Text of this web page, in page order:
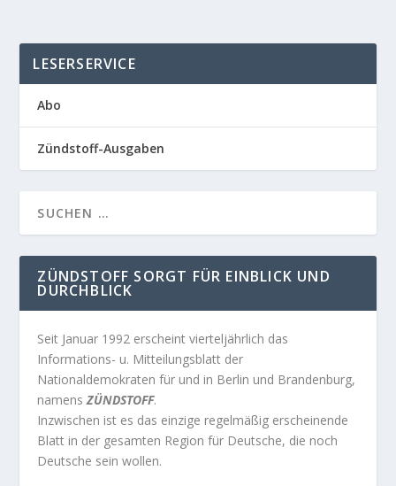
LESERSERVICE
Abo
Zündstoff-Ausgaben
ZÜNDSTOFF SORGT FÜR EINBLICK UND
DURCHBLICK
Seit Januar 1992 erscheint vierteljährlich das
Informations- u. Mitteilungsblatt der
Nationaldemokraten für und in Berlin und Brandenburg,
namensZÜNDSTOFF.
Inzwischen ist es das einzige regelmäßig erscheinende
Blatt in der gesamten Region für Deutsche, die noch
Deutsche sein wollen.